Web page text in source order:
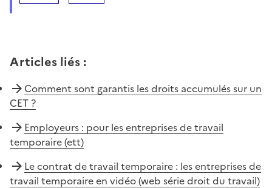
Articles liés :
Comment sont garantis les droits accumulés sur un
CET ?
Employeurs : pour les entreprises de travail
temporaire (ett)
Le contrat de travail temporaire : les entreprises de
travail temporaire en vidéo (web série droit du travail)